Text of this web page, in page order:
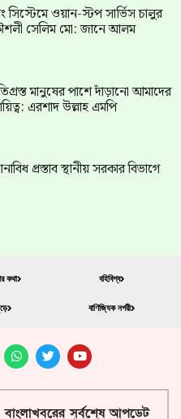
সিস্টেমে ওয়ান-স্টপ সার্ভিস চালুর
সেলিম মো: জানে আলম
মানুষের পাশে দাঁড়ানো আমাদের
এরশাদ উল্লাহ এমপি
প্রস্তাব স্থানীয় সরকার বিভাগে
কথা বহিবিশ্ব
বাণিজ্যিক নগরী
বাংলাখবরের সর্বশেষ আপডেট